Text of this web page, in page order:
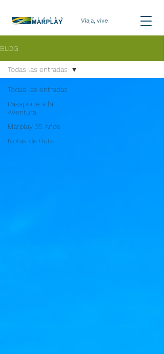
Viaja, vive.
BLOG
Todas las entradas
Pasaporte a la
Aventura
Marplay 35 Años
Notas de Ruta
Todas las entradas